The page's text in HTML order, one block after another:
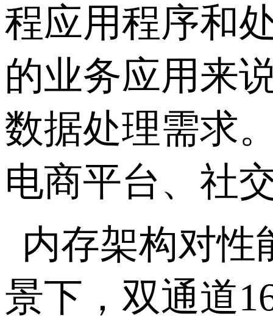
程应用程序和
的业务应用来
数据处理需求
电商平台、社
内存架构对性
景下，双通道